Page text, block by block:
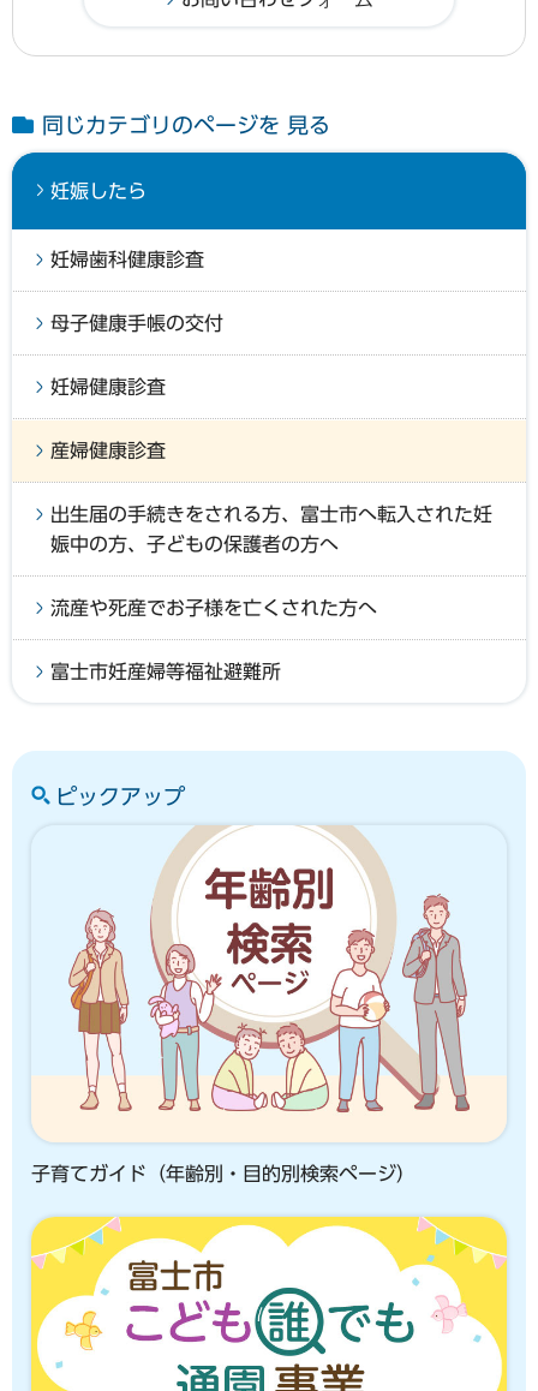
同じカテゴリのページを 見る
妊娠したら
妊婦歯科健康診査
母子健康手帳の交付
妊婦健康診査
産婦健康診査
出生届の手続きをされる方、富士市へ転入された妊
娠中の方、子どもの保護者の方へ
流産や死産でお子様を亡くされた方へ
富士市妊産婦等福祉避難所
ピックアップ
子育てガイド（年齢別・目的別検索ページ）